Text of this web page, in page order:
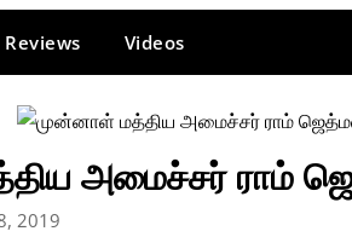
Reviews Videos
அமைச்சர் ராம்
2019